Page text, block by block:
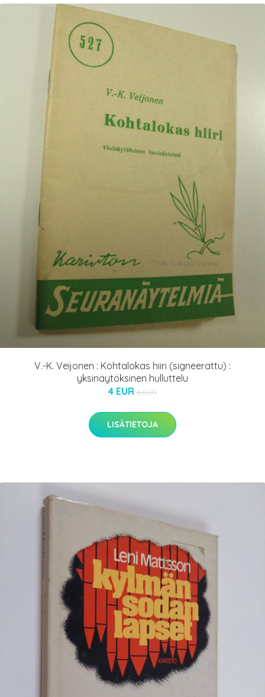
V.-K. Veijonen : Kohtalokas hiiri (signeerattu) :
yksinäytöksinen hulluttelu
4 EUR 6 EUR
LISÄTIETOJA